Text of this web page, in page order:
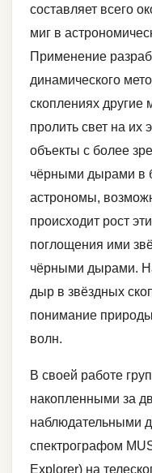
составляет всего
миг в
Применение
динамического
скоплениях
пролить свет на
объекты с более
чёрными дырами в
астрономы,
происходит рост
поглощения ими
чёрными дырами.
дыр в звёздных
понимание
волн.
В своей работе
накопленными за
наблюдательными
спектрографом
Explorer) на